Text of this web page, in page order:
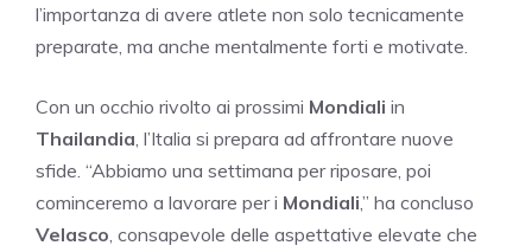
l’importanza di avere atlete non solo tecnicamente
preparate, ma anche mentalmente forti e motivate.
Con un occhio rivolto ai prossimi Mondiali in
Thailandia , l’Italia si prepara ad affrontare nuove
sfide. “Abbiamo una settimana per riposare, poi
cominceremo a lavorare per i Mondiali,” ha concluso
Velasco , consapevole delle aspettative elevate che